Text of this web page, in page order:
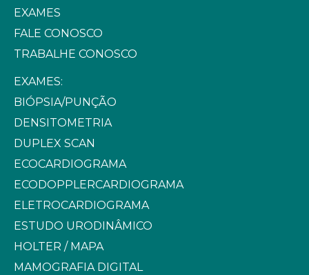
EXAMES
FALE CONOSCO
TRABALHE CONOSCO
EXAMES:
BIÓPSIA/PUNÇÃO
DENSITOMETRIA
DUPLEX SCAN
ECOCARDIOGRAMA
ECODOPPLERCARDIOGRAMA
ELETROCARDIOGRAMA
ESTUDO URODINÂMICO
HOLTER / MAPA
MAMOGRAFIA DIGITAL